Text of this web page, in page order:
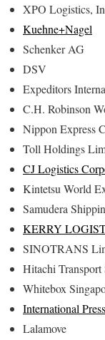
XPO Logistics,
Kuehne+Nagel
Schenker AG
DSV
Expeditors
C.H. Robinson
Nippon Express
Toll Holdings
CJ Logistics
Kintetsu World
Samudera
KERRY
SINOTRANS
Hitachi Transport
Whitebox
International
Lalamove